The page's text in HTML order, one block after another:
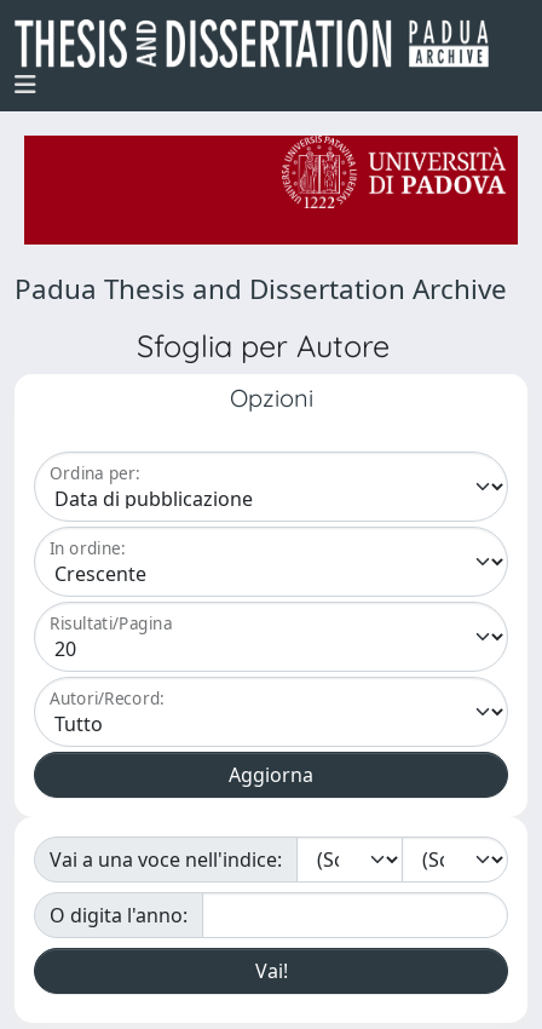
Padua Thesis and Dissertation Archive
Sfoglia per Autore
Opzioni
Ordina per:
In ordine:
Risultati/Pagina
Autori/Record:
Vai a una voce nell'indice:
O digita l'anno: